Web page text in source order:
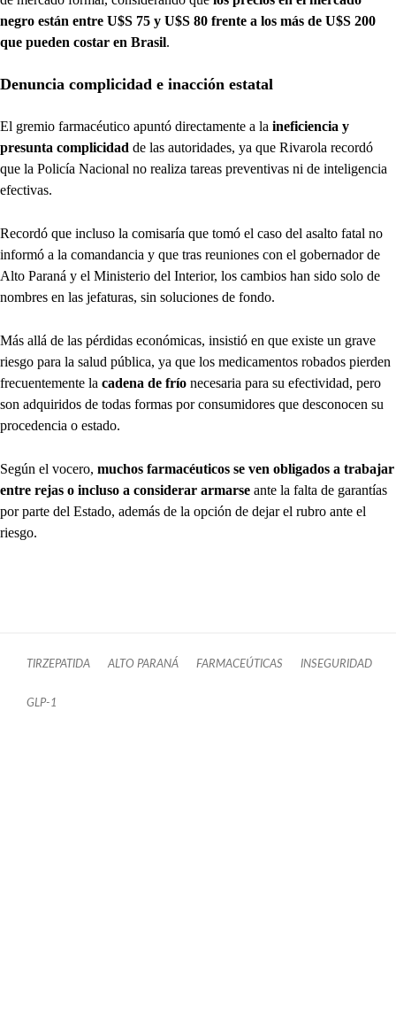
negro están entre U$S 75 y U$S 80 frente a los más de U$S 200
que pueden costar en Brasil.
Denuncia complicidad e inacción estatal
El gremio farmacéutico apuntó directamente a la ineficiencia y
presunta complicidad de las autoridades, ya que Rivarola recordó
que la Policía Nacional no realiza tareas preventivas ni de inteligencia
efectivas.
Recordó que incluso la comisaría que tomó el caso del asalto fatal no
informó a la comandancia y que tras reuniones con el gobernador de
Alto Paraná y el Ministerio del Interior, los cambios han sido solo de
nombres en las jefaturas, sin soluciones de fondo.
Más allá de las pérdidas económicas, insistió en que existe un grave
riesgo para la salud pública, ya que los medicamentos robados pierden
frecuentemente la cadena de frío necesaria para su efectividad, pero
son adquiridos de todas formas por consumidores que desconocen su
procedencia o estado.
Según el vocero, muchos farmacéuticos se ven obligados a trabajar
entre rejas o incluso a considerar armarse ante la falta de garantías
por parte del Estado, además de la opción de dejar el rubro ante el
riesgo.
TIRZEPATIDA ALTO PARANÁ FARMACEÚTICAS INSEGURIDAD
GLP-1